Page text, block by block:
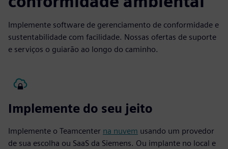
Implemente software de gerenciamento de conformidade e
sustentabilidade com facilidade. Nossas ofertas de suporte
e serviços o guiarão ao longo do caminho.
Implemente do seu jeito
Implemente o Teamcenter na nuvem usando um provedor
de sua escolha ou SaaS da Siemens. Ou implante no local e